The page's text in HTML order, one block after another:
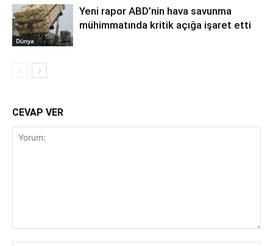
Dünya
Yeni rapor ABD’nin hava savunma
mühimmatında kritik açığa işaret etti
CEVAP VER